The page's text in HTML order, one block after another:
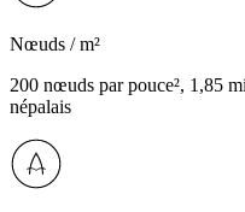
Nœuds / m²
200 nœuds par pouce², 1,85
népalais